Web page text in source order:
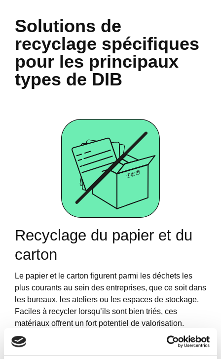
Solutions de
recyclage spécifiques
pour les principaux
types de DIB
Recyclage du papier et du
carton
Le papier et le carton figurent parmi les déchets les
plus courants au sein des entreprises, que ce soit dans
les bureaux, les ateliers ou les espaces de stockage.
Faciles à recycler lorsqu’ils sont bien triés, ces
matériaux offrent un fort potentiel de valorisation.
En mettant en place une collecte dédiée et en